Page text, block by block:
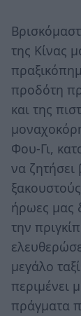
της Κίνας
προδότη
και της
Φου-Γι,
να
ήρωες μας
την
μεγάλο
περιμένει
πράγματα